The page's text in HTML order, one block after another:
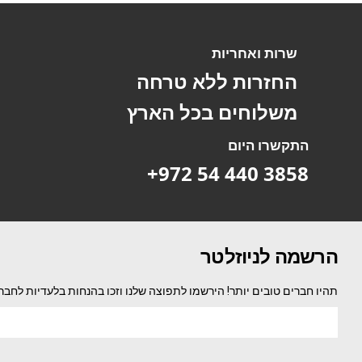
שרות ואחריות
החזרות ללא טרחה
משלוחים בכל הארץ
התקשרו היום
+972 54 440 3858
הרשמה לניוזלטר
תהיו חברים טובים יותר! הירשמו לתפוצה שלנו וזכו בהנחות בלעדיות